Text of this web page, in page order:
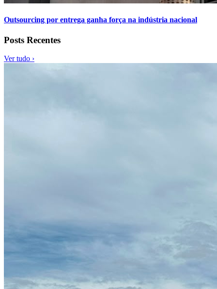
Outsourcing por entrega ganha força na indústria nacional
Posts Recentes
Ver tudo ›